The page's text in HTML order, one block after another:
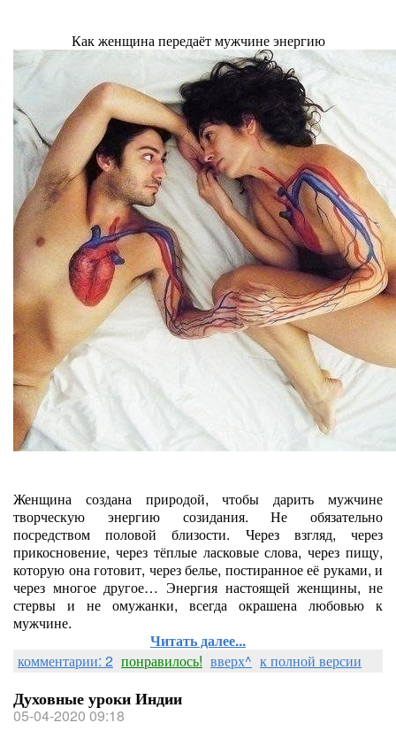
Как женщина передаёт мужчине энергию
Женщина создана природой, чтобы дарить мужчине
творческую энергию созидания. Не обязательно
посредством половой близости. Через взгляд, через
прикосновение, через тёплые ласковые слова, через пищу,
которую она готовит, через белье, постиранное её руками, и
через многое другое… Энергия настоящей женщины, не
стервы и не омужанки, всегда окрашена любовью к
мужчине.
Читать далее...
комментарии: 2 понравилось! вверх^ к полной версии
Духовные уроки Индии
05-04-2020 09:18